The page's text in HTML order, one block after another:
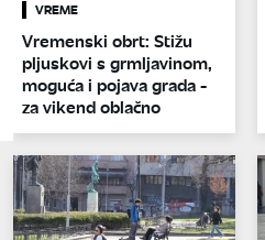
VREME
Vremenski obrt: Stižu
pljuskovi s grmljavinom,
moguća i pojava grada -
za vikend oblačno